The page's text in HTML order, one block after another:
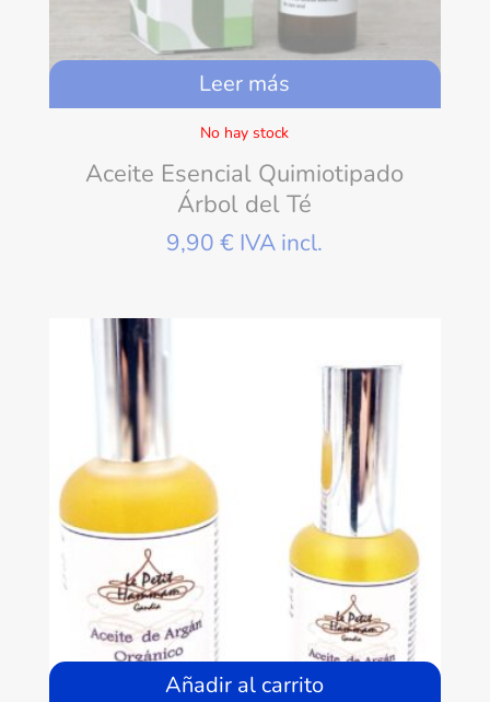
Leer más
No hay stock
Aceite Esencial Quimiotipado
Árbol del Té
9,90€ IVA incl.
Añadir al carrito